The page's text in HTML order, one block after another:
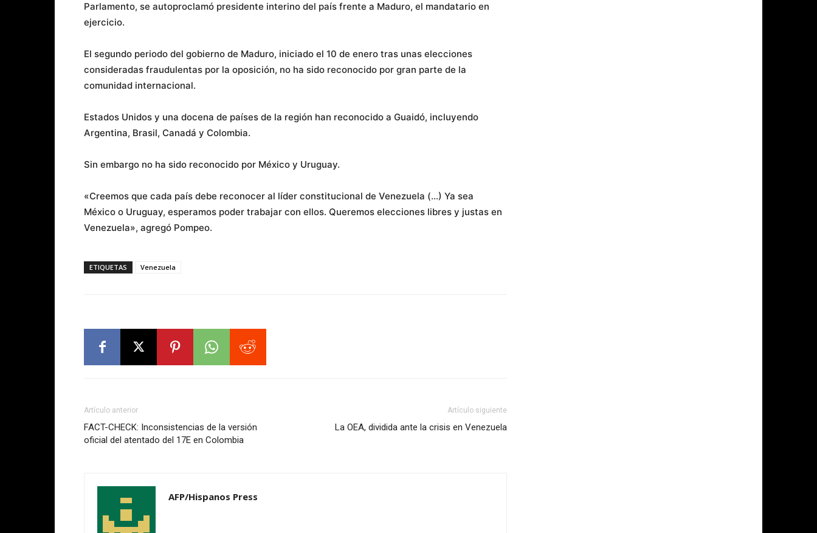
Parlamento, se autoproclamó presidente interino del país frente a Maduro, el mandatario en
ejercicio.
El segundo periodo del gobierno de Maduro, iniciado el 10 de enero tras unas elecciones
consideradas fraudulentas por la oposición, no ha sido reconocido por gran parte de la
comunidad internacional.
Estados Unidos y una docena de países de la región han reconocido a Guaidó, incluyendo
Argentina, Brasil, Canadá y Colombia.
Sin embargo no ha sido reconocido por México y Uruguay.
«Creemos que cada país debe reconocer al líder constitucional de Venezuela (…) Ya sea
México o Uruguay, esperamos poder trabajar con ellos. Queremos elecciones libres y justas en
Venezuela», agregó Pompeo.
ETIQUETAS Venezuela
Artículo anterior
FACT-CHECK: Inconsistencias de la versión
oficial del atentado del 17E en Colombia
Artículo siguiente
La OEA, dividida ante la crisis en Venezuela
AFP/Hispanos Press